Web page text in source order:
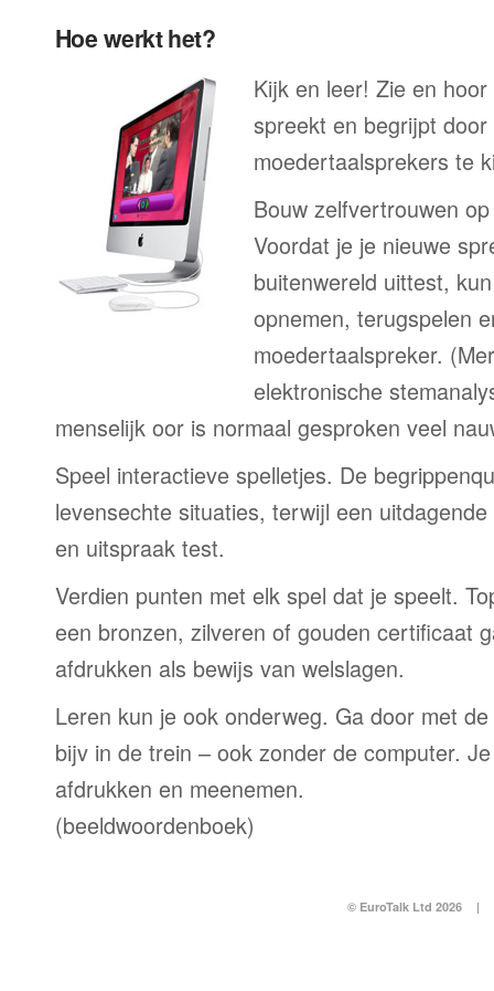
Hoe werkt het?
Kijk en leer! Zie en
spreekt en begrijpt
moedertaalsprekers te
Bouw zelfvertrouwen
Voordat je je nieuwe
buitenwereld uittest,
opnemen, terugspelen
moedertaalspreker.
elektronische
menselijk oor is normaal gesproken veel
Speel interactieve spelletjes. De
levensechte situaties, terwijl een
en uitspraak test.
Verdien punten met elk spel dat je speelt.
een bronzen, zilveren of gouden certificaat
afdrukken als bewijs van welslagen.
Leren kun je ook onderweg. Ga door met
bijv in de trein – ook zonder de computer.
afdrukken en meenemen.
(beeldwoordenboek)
© EuroTalk Ltd 2026 |